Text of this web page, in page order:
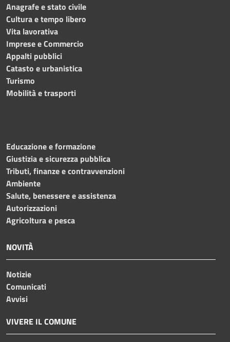
Anagrafe e stato civile
Cultura e tempo libero
Vita lavorativa
Imprese e Commercio
Appalti pubblici
Catasto e urbanistica
Turismo
Mobilità e trasporti
Educazione e formazione
Giustizia e sicurezza pubblica
Tributi, finanze e contravvenzioni
Ambiente
Salute, benessere e assistenza
Autorizzazioni
Agricoltura e pesca
NOVITÀ
Notizie
Comunicati
Avvisi
VIVERE IL COMUNE